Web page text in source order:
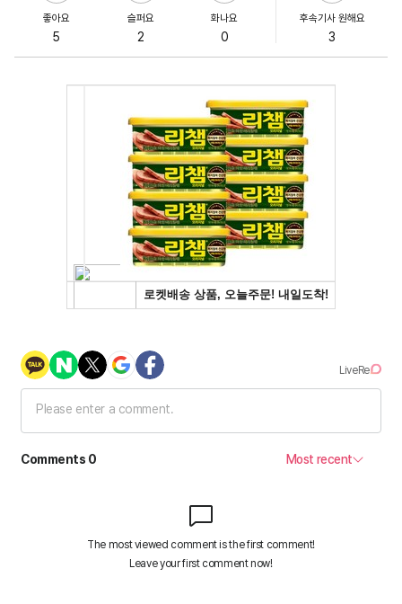
좋아요
5
슬퍼요
2
화나요
0
후속기사 원해요
3